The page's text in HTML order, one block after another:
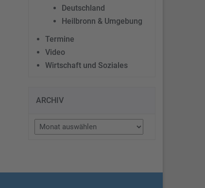
Deutschland
Heilbronn & Umgebung
Termine
Video
Wirtschaft und Soziales
ARCHIV
Archiv